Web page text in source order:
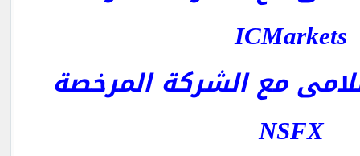
ICMarkets
مع الشركة المرخصة
NSFX